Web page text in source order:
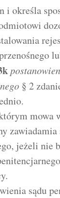
i określa
§ 2
mowa
zawiadamia
jeżeli nie
sądu